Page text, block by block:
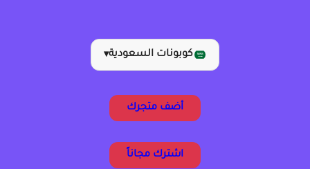
كوبونات السعودية▾
أضف متجرك
اشترك مجاناً